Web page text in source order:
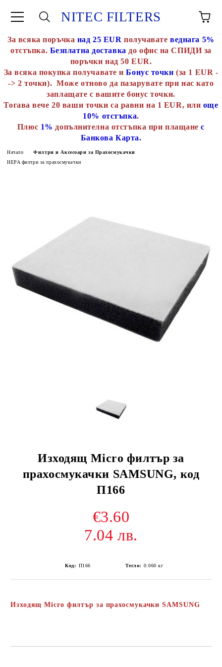
NITEC FILTERS
За всяка поръчка над 25 EUR получавате веднага 5%
отстъпка. Безплатна доставка до офис на СПИДИ за
поръчки над 50 EUR.
За всяка покупка получавате иБонус точки (за 1 EUR -
-> 2 точки). Може отново да пазарувате при нас като
заплащате с вашите бонус точки.
Тогава вече 20 ваши точки са равни на 1 EUR, или още
10% отстъпка.
Плюс 1% допълнителна отстъпка при плащанес
Банкова Карта.
Начало
Филтри и Аксесоари за Прахосмукачки
HEPA филтри за прахосмукачки
Изходящ Micro филтър за
прахосмукачки SAMSUNG, код
П166
€3.60
7.04 лв.
Код: П166 Тегло: 0.060 кг
Изходящ Micro филтър за прахосмукачки SAMSUNG